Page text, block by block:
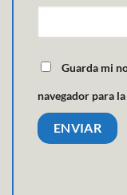
Guarda mi
navegador para